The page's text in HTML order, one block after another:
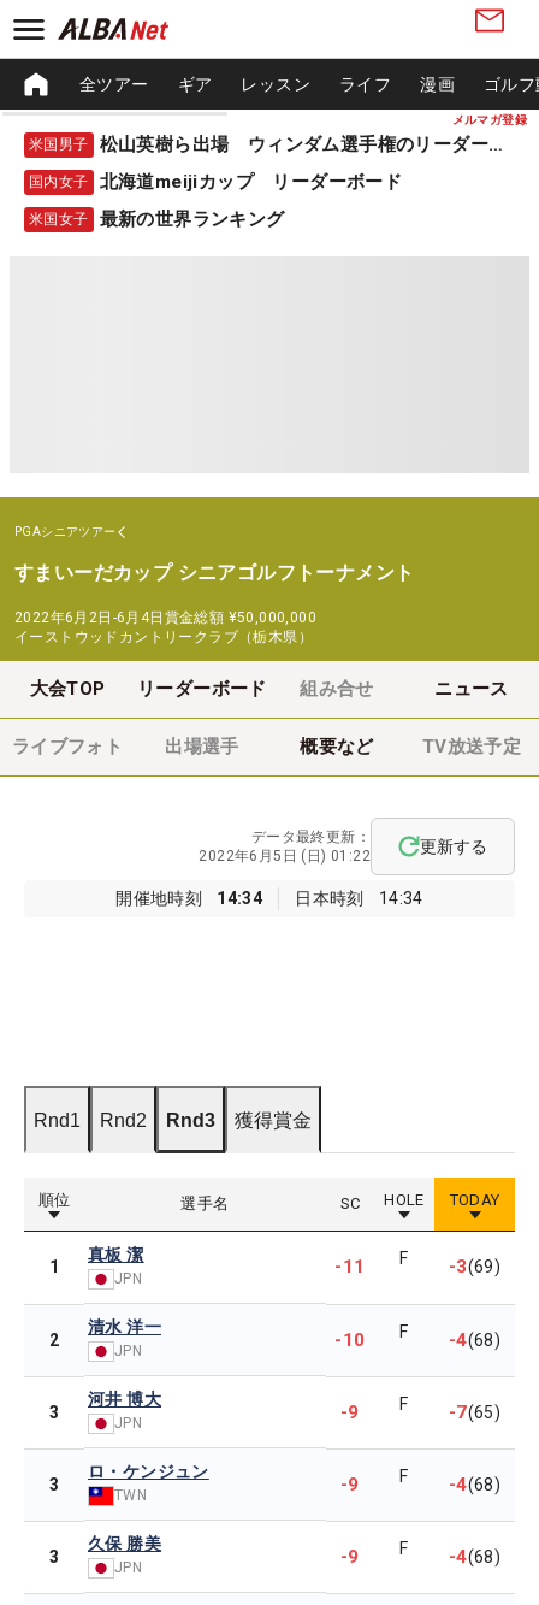
メルマガ登録
全ツアー ギア レッスン ライフ 漫画 ゴル
米国男子 松山英樹ら出場 ウィンダム選手権のリーダーボード
国内女子 北海道meijiカップ リーダーボード
米国女子 最新の世界ランキング
PGAシニアツアー
すまいーだカップ シニアゴルフトーナメント
2022年6月2日-6月4日 賞金総額 ¥50,000,000
イーストウッドカントリークラブ（栃木県）
大会TOP リーダーボード 組み合せ ニュース
ライブフォト 出場選手 概要など TV放送予定
開催地時刻 14:34 日本時刻 14:34
データ最終更新：
2022年6月5日 (日) 01:22
更新する
Rnd1 Rnd2 Rnd3 獲得賞金
順位 選手名 SC HOLE TODAY
1
真板 潔
JPN
-11 F -3(69)
2
清水 洋一
JPN -10 F -4(68)
3
河井 博大
JPN -9 F -7(65)
3
ロ・ケンジュン
TWN -9 F -4(68)
3
久保 勝美
JPN -9 F -4(68)